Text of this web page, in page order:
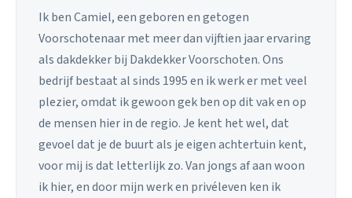
Ik ben Camiel, een geboren en getogen
Voorschotenaar met meer dan vijftien jaar ervaring
als dakdekker bij Dakdekker Voorschoten. Ons
bedrijf bestaat al sinds 1995 en ik werk er met veel
plezier, omdat ik gewoon gek ben op dit vak en op
de mensen hier in de regio. Je kent het wel, dat
gevoel dat je de buurt als je eigen achtertuin kent,
voor mij is dat letterlijk zo. Van jongs af aan woon
ik hier, en door mijn werk en privéleven ken ik